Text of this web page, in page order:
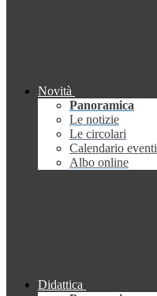
Novità
Panoramica
Le notizie
Le circolari
Calendario eventi
Albo online
Didattica